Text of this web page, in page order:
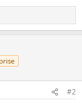
#2